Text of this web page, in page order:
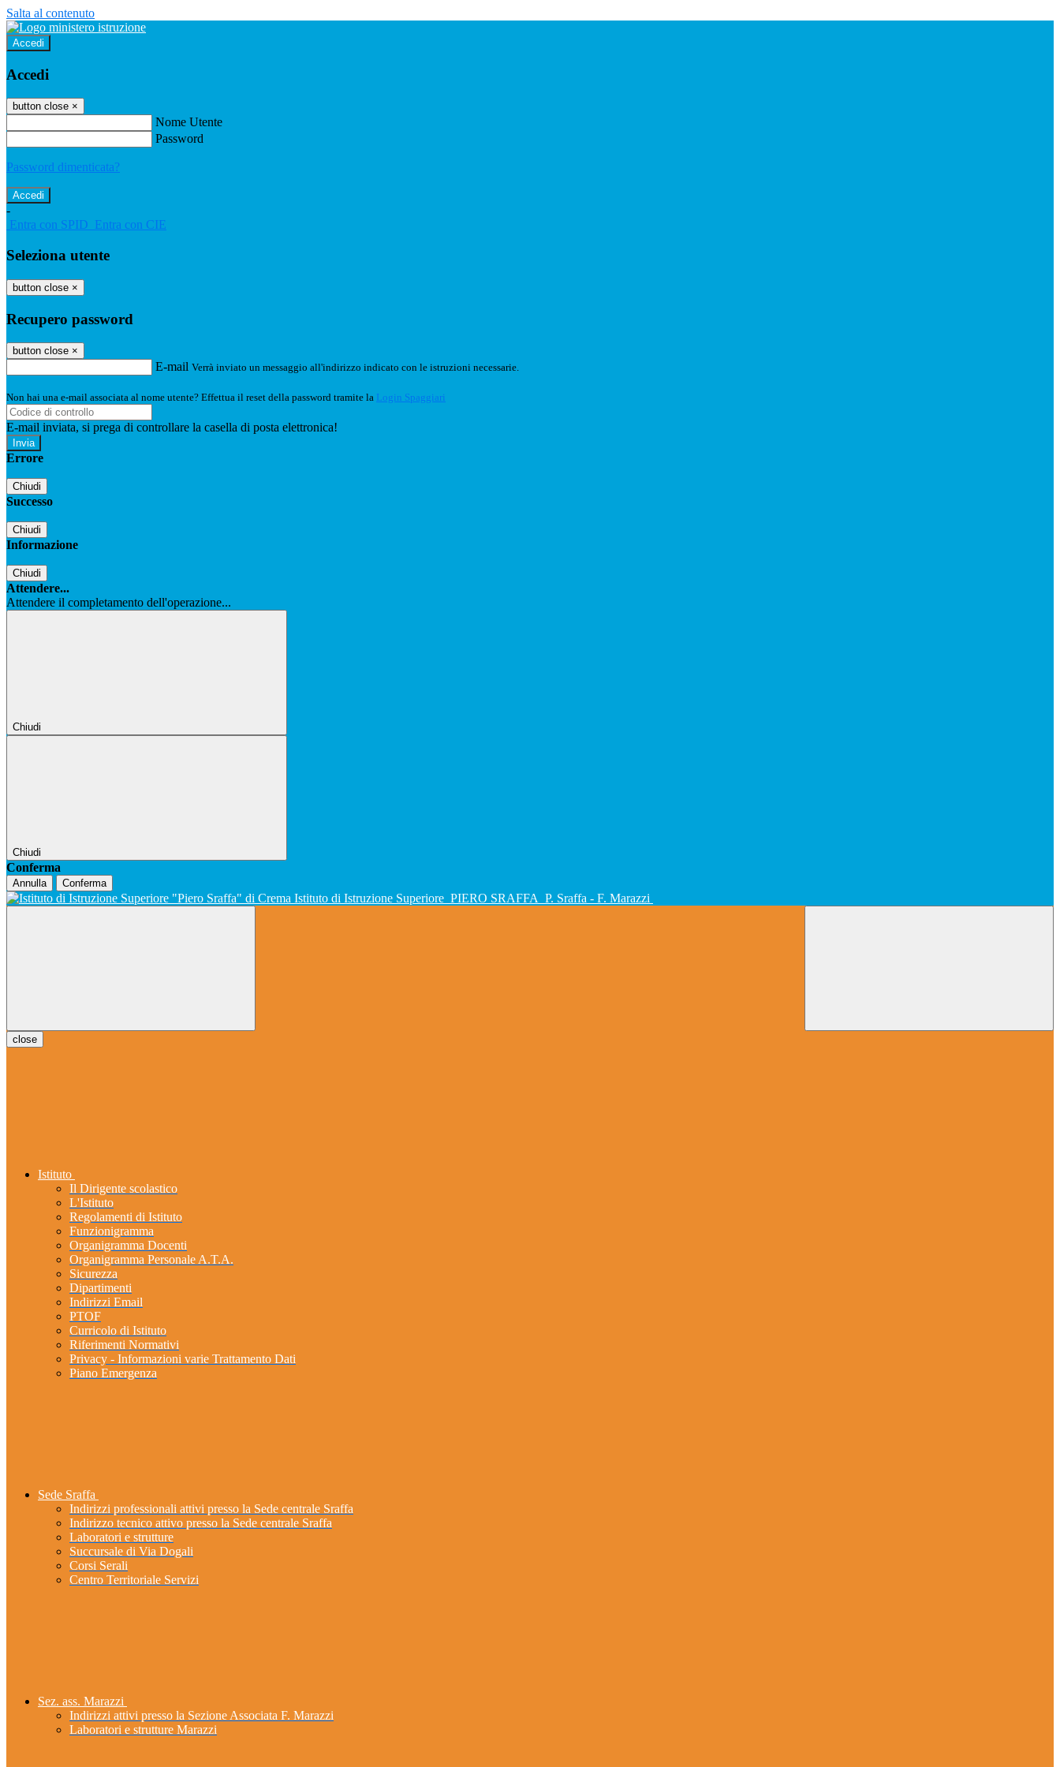
Salta al contenuto
Accedi
Accedi
button close ×
Nome Utente
Password
Password dimenticata?
-
Entra con SPID Entra con CIE
Seleziona utente
button close ×
Recupero password
button close ×
E-mail Verrà inviato un messaggio all'indirizzo indicato con le istruzioni necessarie.
Non hai una e-mail associata al nome utente? Effettua il reset della password tramite la Login Spaggiari
E-mail inviata, si prega di controllare la casella di posta elettronica!
Errore
Chiudi
Successo
Chiudi
Informazione
Chiudi
Attendere...
Attendere il completamento dell'operazione...
Chiudi
Chiudi
Conferma
Annulla Conferma
Istituto di Istruzione Superiore PIERO SRAFFA P. Sraffa - F. Marazzi
close
Istituto
Il Dirigente scolastico
L'Istituto
Regolamenti di Istituto
Funzionigramma
Organigramma Docenti
Organigramma Personale A.T.A.
Sicurezza
Dipartimenti
Indirizzi Email
PTOF
Curricolo di Istituto
Riferimenti Normativi
Privacy - Informazioni varie Trattamento Dati
Piano Emergenza
Sede Sraffa
Indirizzi professionali attivi presso la Sede centrale Sraffa
Indirizzo tecnico attivo presso la Sede centrale Sraffa
Laboratori e strutture
Succursale di Via Dogali
Corsi Serali
Centro Territoriale Servizi
Sez. ass. Marazzi
Indirizzi attivi presso la Sezione Associata F. Marazzi
Laboratori e strutture Marazzi